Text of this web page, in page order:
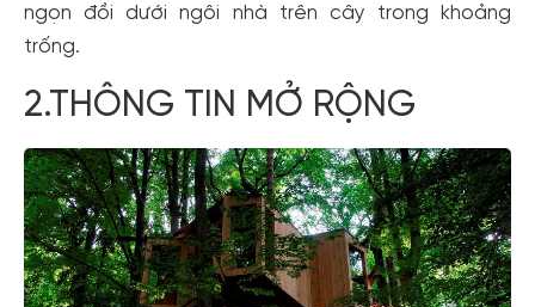
ngọn đồi dưới ngôi nhà trên cây trong khoảng
trống.
2.THÔNG TIN MỞ RỘNG